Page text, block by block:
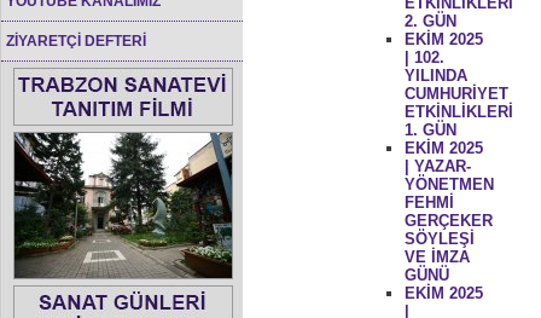
ZİYARETÇİ DEFTERİ
2. GÜN
EKİM 2025
| 102.
YILINDA
CUMHURİYET
ETKİNLİKLERİ
1. GÜN
EKİM 2025
| YAZAR-
YÖNETMEN
FEHMİ
GERÇEKER
SÖYLEŞİ
VE İMZA
GÜNÜ
EKİM 2025